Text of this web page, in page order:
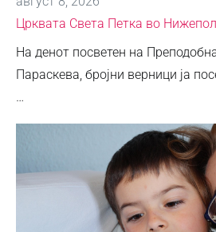
Црквата Света Петка во
На денот посветен на
Параскева, бројни верници ја
…